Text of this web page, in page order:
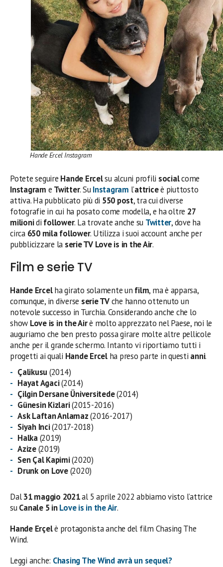
Hande Ercel Instagram
Potete seguire Hande Ercelsu alcuni profili socialcome
Instagram e Twitter. SuInstagram l’attriceè piuttosto
attiva. Ha pubblicato più di 550 post, tra cui diverse
fotografie in cui ha posato come modella, e ha oltre 27
milionidi follower. La trovate anche su Twitter, dove ha
circa 650 mila follower. Utilizza i suoi account anche per
pubblicizzare la serie TV Love is in the Air.
Film e serie TV
Hande Ercelha girato solamente un film, ma è apparsa,
comunque, in diverse serie TVche hanno ottenuto un
notevole successo in Turchia. Considerando anche che lo
show Love is in the Airè molto apprezzato nel Paese, noi le
auguriamo che ben presto possa girare molte altre pellicole
anche per il grande schermo. Intanto vi riportiamo tutti i
progetti ai quali Hande Ercelha preso parte in questi anni.
Çalikusu(2014)
Hayat Agaci(2014)
Çilgin Dersane Üniversitede(2014)
Günesin Kizlari(2015-2016)
Ask Laftan Anlamaz(2016-2017)
Siyah Inci(2017-2018)
Halka(2019)
Azize(2019)
Sen Çal Kapimi(2020)
Drunk on Love(2020)
Dal31 maggio 2021al 5 aprile 2022 abbiamo visto l’attrice
suCanale 5 inLove is in the Air.
Hande Erçelè protagonista anche del film Chasing The
Wind.
Leggi anche: Chasing The Wind avrà un sequel?